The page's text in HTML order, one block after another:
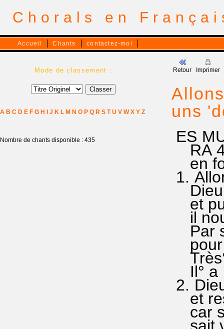
Chorals en
Accueil Chants contactez-moi
Mode de classement :
A B C D E F G H J K L M N O P Q R S T U V W X Y Z
Nombre de chants disponible : 435
Retour Imprimer
uns
ES
RA
en
1.
Dieu
et
il
Par
pour
Il° a
2.
et
car